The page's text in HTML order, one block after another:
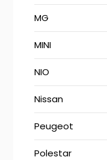
MG
MINI
NIO
Nissan
Peugeot
Polestar